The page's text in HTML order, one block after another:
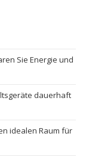
Sie Energie und
dauerhaft
idealen Raum für